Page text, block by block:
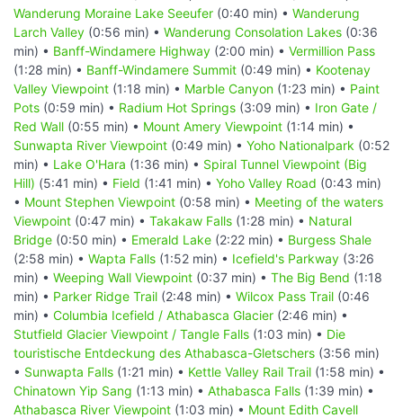
Wanderung Moraine Lake Seeufer (0:40 min) • Wanderung
Larch Valley (0:56 min) • Wanderung Consolation Lakes (0:36
min) • Banff-Windamere Highway (2:00 min) • Vermillion Pass
(1:28 min) • Banff-Windamere Summit (0:49 min) • Kootenay
Valley Viewpoint (1:18 min) • Marble Canyon (1:23 min) • Paint
Pots (0:59 min) • Radium Hot Springs (3:09 min) • Iron Gate /
Red Wall (0:55 min) • Mount Amery Viewpoint (1:14 min) •
Sunwapta River Viewpoint (0:49 min) • Yoho Nationalpark (0:52
min) • Lake O'Hara (1:36 min) • Spiral Tunnel Viewpoint (Big
Hill) (5:41 min) • Field (1:41 min) • Yoho Valley Road (0:43 min)
• Mount Stephen Viewpoint (0:58 min) • Meeting of the waters
Viewpoint (0:47 min) • Takakaw Falls (1:28 min) • Natural
Bridge (0:50 min) • Emerald Lake (2:22 min) • Burgess Shale
(2:58 min) • Wapta Falls (1:52 min) • Icefield's Parkway (3:26
min) • Weeping Wall Viewpoint (0:37 min) • The Big Bend (1:18
min) • Parker Ridge Trail (2:48 min) • Wilcox Pass Trail (0:46
min) • Columbia Icefield / Athabasca Glacier (2:46 min) •
Stutfield Glacier Viewpoint / Tangle Falls (1:03 min) • Die
touristische Entdeckung des Athabasca-Gletschers (3:56 min)
• Sunwapta Falls (1:21 min) • Kettle Valley Rail Trail (1:58 min) •
Chinatown Yip Sang (1:13 min) • Athabasca Falls (1:39 min) •
Athabasca River Viewpoint (1:03 min) • Mount Edith Cavell